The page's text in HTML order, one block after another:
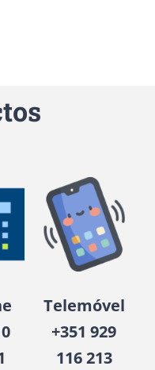
Telemóvel
+351 929
116 213